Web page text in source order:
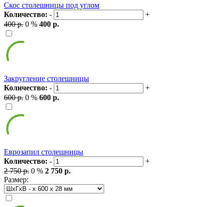
Скос столешницы под углом
Количество: -
+
400 р. 0 % 400 р.
Закругление столешницы
Количество: -
+
600 р. 0 % 600 р.
Еврозапил столешницы
Количество: -
+
2 750 р. 0 % 2 750 р.
Размер: